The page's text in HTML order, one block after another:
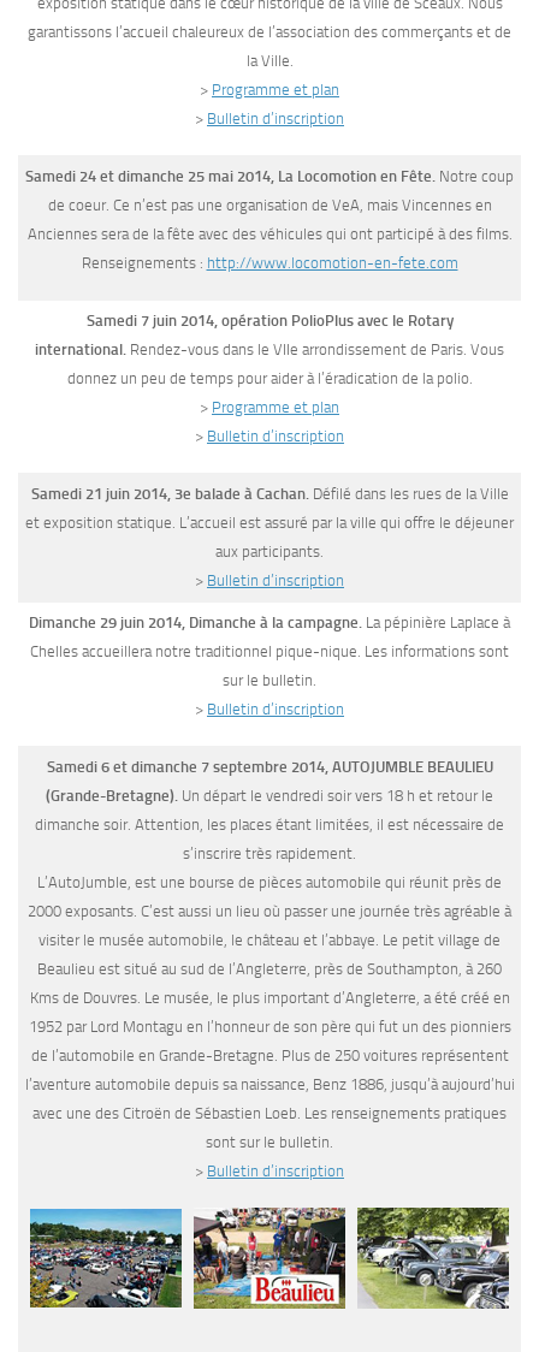
garantissons l’accueil chaleureux de l’association des commerçants et de
la Ville.
> Programme et plan
> Bulletin d’inscription
Samedi 24 et dimanche 25 mai 2014, La Locomotion en Fête. Notre coup
de coeur. Ce n’est pas une organisation de VeA, mais Vincennes en
Anciennes sera de la fête avec des véhicules qui ont participé à des films.
Renseignements : http://www.locomotion-en-fete.com
Samedi 7 juin 2014, opération PolioPlus avec le Rotary
international. Rendez-vous dans le VIIe arrondissement de Paris. Vous
donnez un peu de temps pour aider à l’éradication de la polio.
> Programme et plan
> Bulletin d’inscription
Samedi 21 juin 2014, 3e balade à Cachan. Défilé dans les rues de la Ville
et exposition statique. L’accueil est assuré par la ville qui offre le déjeuner
aux participants.
> Bulletin d’inscription
Dimanche 29 juin 2014, Dimanche à la campagne. La pépinière Laplace à
Chelles accueillera notre traditionnel pique-nique. Les informations sont
sur le bulletin.
> Bulletin d’inscription
Samedi 6 et dimanche 7 septembre 2014, AUTOJUMBLE BEAULIEU
(Grande-Bretagne). Un départ le vendredi soir vers 18 h et retour le
dimanche soir. Attention, les places étant limitées, il est nécessaire de
s’inscrire très rapidement.
L’AutoJumble, est une bourse de pièces automobile qui réunit près de
2000 exposants. C’est aussi un lieu où passer une journée très agréable à
visiter le musée automobile, le château et l’abbaye. Le petit village de
Beaulieu est situé au sud de l’Angleterre, près de Southampton, à 260
Kms de Douvres. Le musée, le plus important d’Angleterre, a été créé en
1952 par Lord Montagu en l’honneur de son père qui fut un des pionniers
de l’automobile en Grande-Bretagne. Plus de 250 voitures représentent
l’aventure automobile depuis sa naissance, Benz 1886, jusqu’à aujourd’hui
avec une des Citroën de Sébastien Loeb. Les renseignements pratiques
sont sur le bulletin.
> Bulletin d’inscription